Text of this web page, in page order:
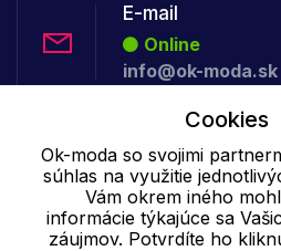
E-mail
Online
info@ok-moda.sk
Online
+421 277 278 079
Cookies
Ok-moda so svojimi
súhlas na využitie
Vám okrem iného
informácie týkajúce sa
záujmov. Potvrdíte ho